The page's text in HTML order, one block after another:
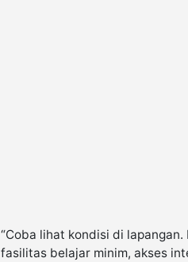
“Coba lihat kondisi di
fasilitas belajar minim, akses